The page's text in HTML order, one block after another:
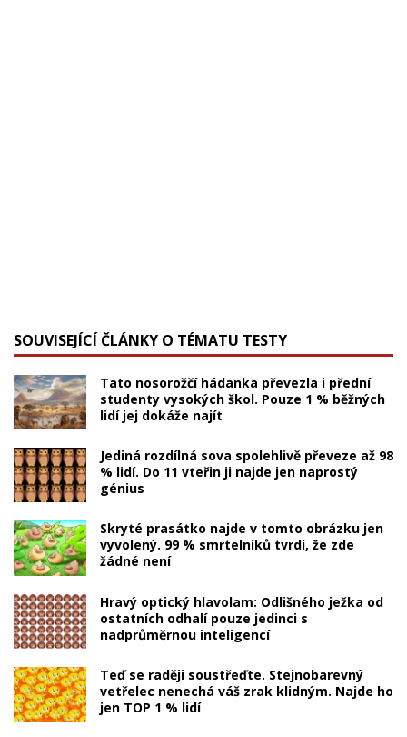
SOUVISEJÍCÍ ČLÁNKY O TÉMATU TESTY
Tato nosorožčí hádanka převezla i přední
studenty vysokých škol. Pouze 1 % běžných
lidí jej dokáže najít
Jediná rozdílná sova spolehlivě převeze až 98
% lidí. Do 11 vteřin ji najde jen naprostý
génius
Skryté prasátko najde v tomto obrázku jen
vyvolený. 99 % smrtelníků tvrdí, že zde
žádné není
Hravý optický hlavolam: Odlišného ježka od
ostatních odhalí pouze jedinci s
nadprůměrnou inteligencí
Teď se raději soustřeďte. Stejnobarevný
vetřelec nenechá váš zrak klidným. Najde ho
jen TOP 1 % lidí